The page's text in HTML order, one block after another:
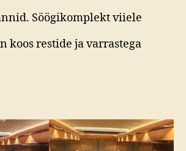
Söögikomplekt viiele
koos restide ja varrastega